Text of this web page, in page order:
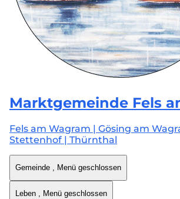
Marktgemeinde Fels
Fels am Wagram | Gösing am
Stettenhof | Thürnthal
Gemeinde , Menü geschlossen
Leben , Menü geschlossen